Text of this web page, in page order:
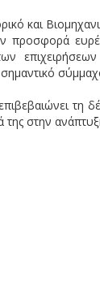
και
προσφορά
τη
στην